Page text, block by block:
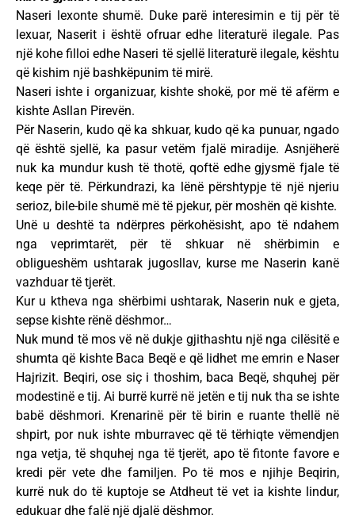
Naseri lexonte shumë. Duke parë interesimin e tij për të
lexuar, Naserit i është ofruar edhe literaturë ilegale. Pas
një kohe filloi edhe Naseri të sjellë literaturë ilegale, kështu
që kishim një bashkëpunim të mirë.
Naseri ishte i organizuar, kishte shokë, por më të afërm e
kishte Asllan Pirevën.
Për Naserin, kudo që ka shkuar, kudo që ka punuar, ngado
që është sjellë, ka pasur vetëm fjalë miradije. Asnjëherë
nuk ka mundur kush të thotë, qoftë edhe gjysmë fjale të
keqe për të. Përkundrazi, ka lënë përshtypje të një njeriu
serioz, bile-bile shumë më të pjekur, për moshën që kishte.
Unë u deshtë ta ndërpres përkohësisht, apo të ndahem
nga veprimtarët, për të shkuar në shërbimin e
obligueshëm ushtarak jugosllav, kurse me Naserin kanë
vazhduar të tjerët.
Kur u ktheva nga shërbimi ushtarak, Naserin nuk e gjeta,
sepse kishte rënë dëshmor…
Nuk mund të mos vë në dukje gjithashtu një nga cilësitë e
shumta që kishte Baca Beqë e që lidhet me emrin e Naser
Hajrizit. Beqiri, ose siç i thoshim, baca Beqë, shquhej për
modestinë e tij. Ai burrë kurrë në jetën e tij nuk tha se ishte
babë dëshmori. Krenarinë për të birin e ruante thellë në
shpirt, por nuk ishte mburravec që të tërhiqte vëmendjen
nga vetja, të shquhej nga të tjerët, apo të fitonte favore e
kredi për vete dhe familjen. Po të mos e njihje Beqirin,
kurrë nuk do të kuptoje se Atdheut të vet ia kishte lindur,
edukuar dhe falë një djalë dëshmor.